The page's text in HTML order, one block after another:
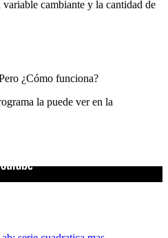
cambiante y la cantidad de
¿Cómo funciona?
la puede ver en la